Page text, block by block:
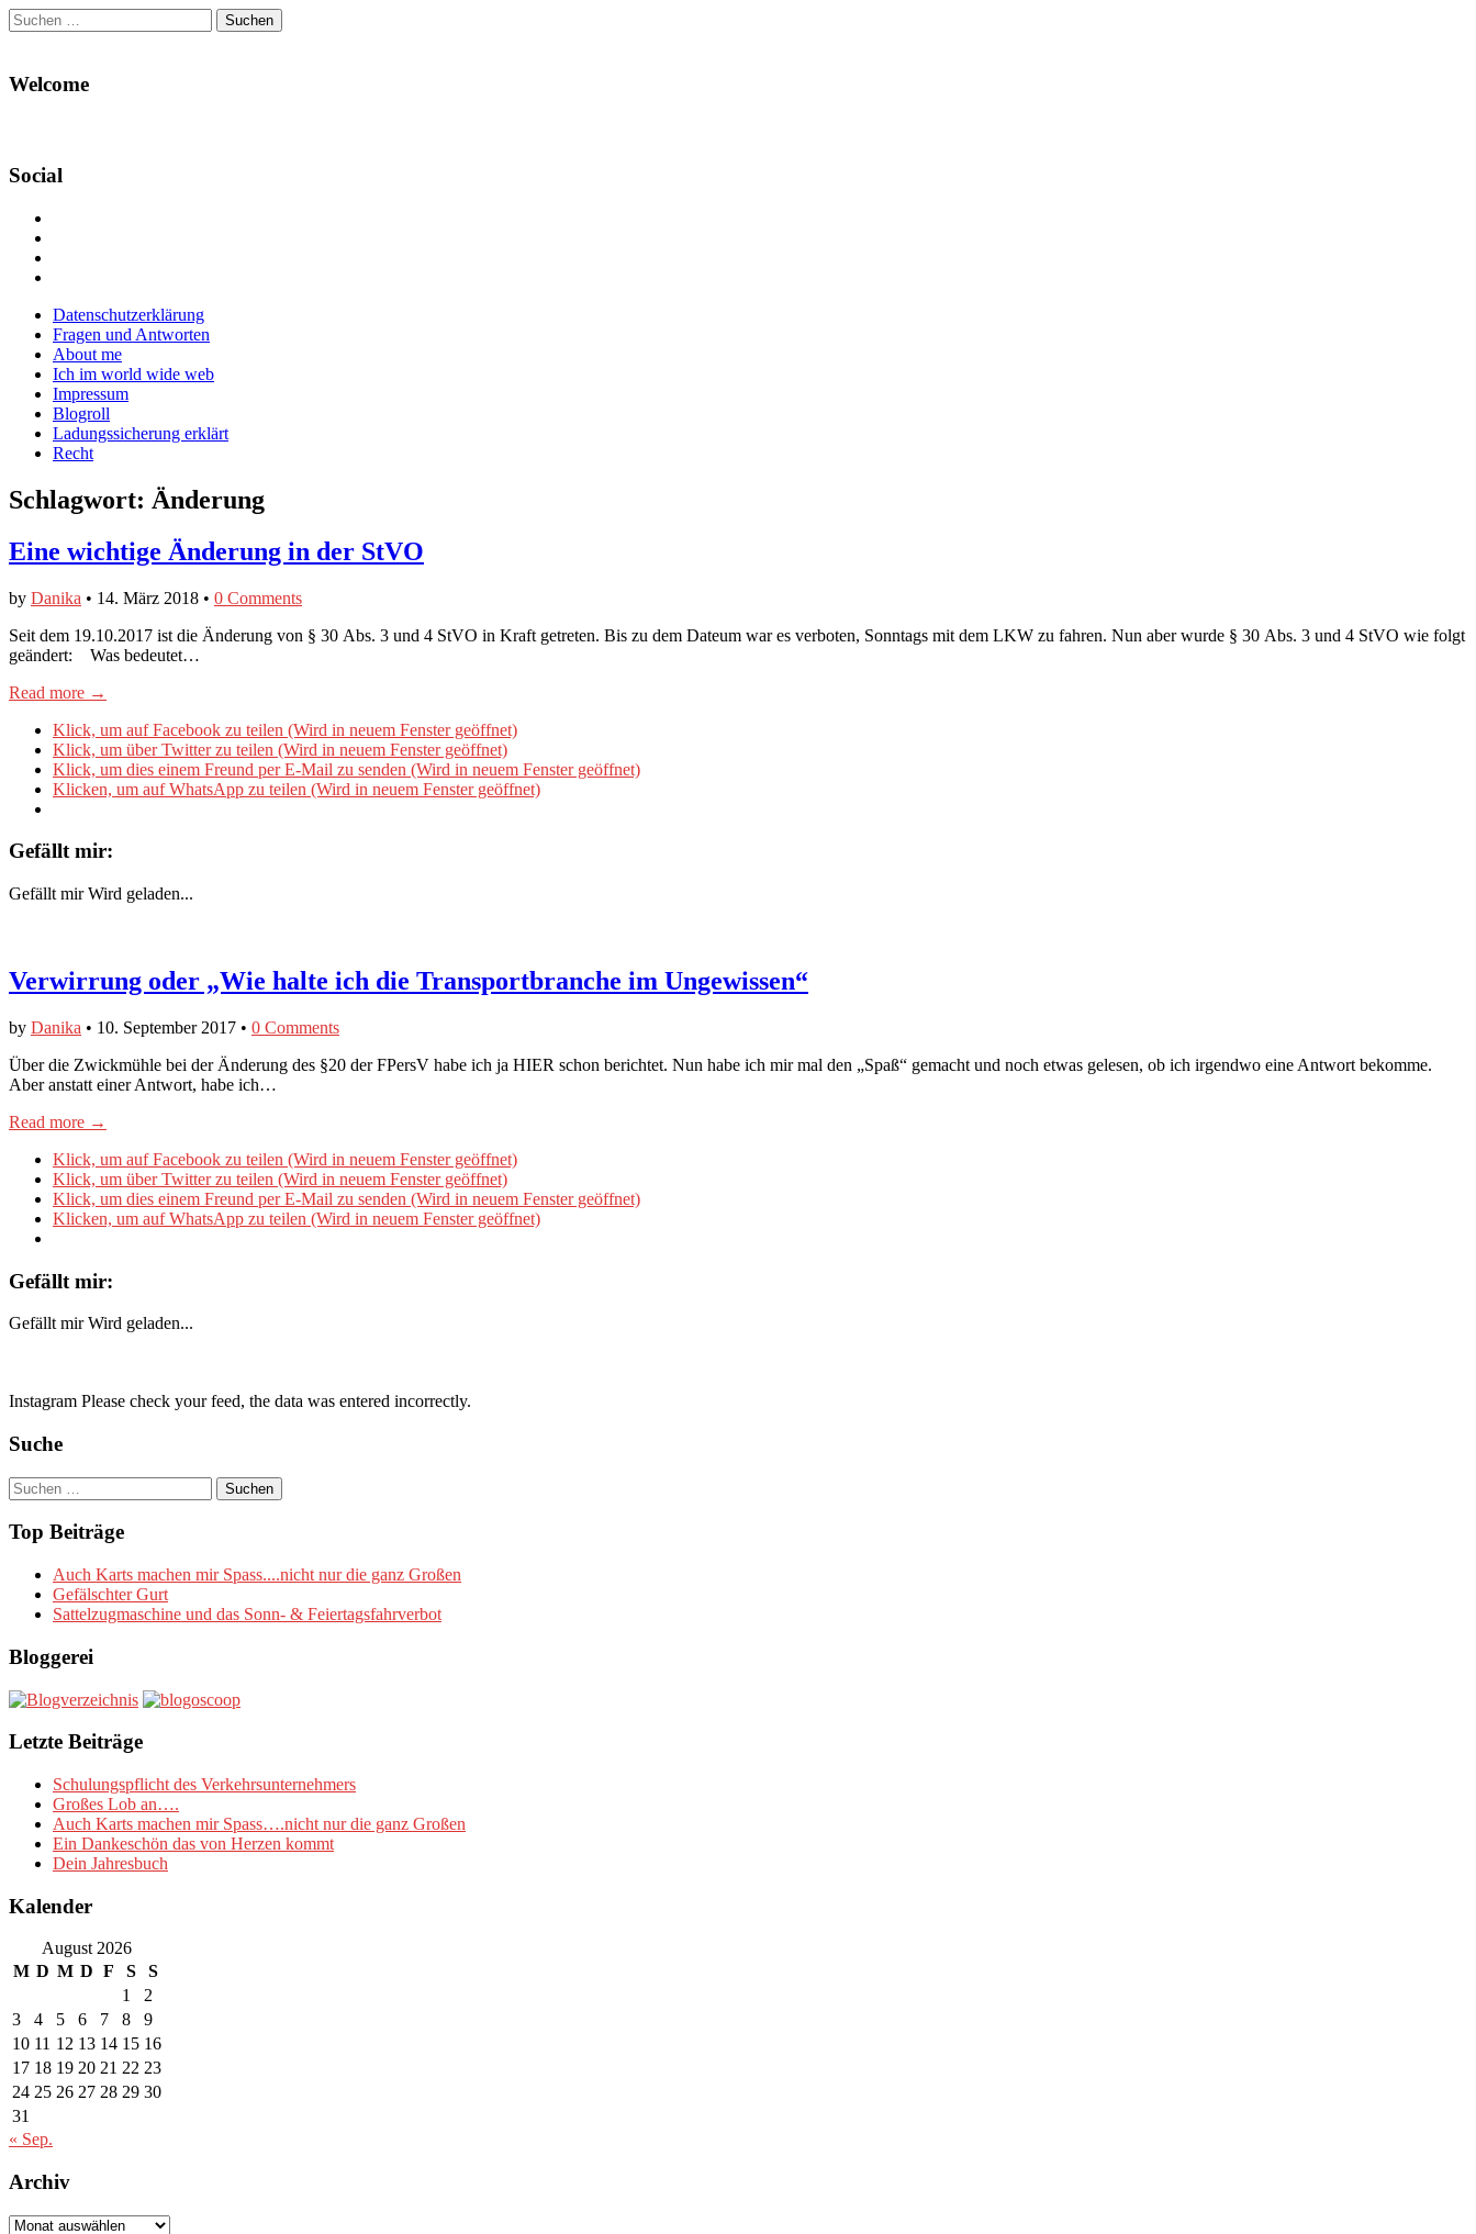
Suchen
nach:
Welcome
Social
Facebook
anzeigen
Twitter
anzeigen
auf
Instagram
anzeigen
Main
menu
Skip
content
Datenschutzerklärung
Fragen und Antworten
About me
Ich im world wide web
Impressum
Blogroll
Ladungssicherung erklärt
Recht
Schlagwort: Änderung
Eine wichtige Änderung in der StVO
by Danika • 14. März 2018 • 0 Comments
Seit dem 19.10.2017 ist die Änderung von § 30 Abs. 3 und 4 StVO in Kraft getreten. Bis zu dem Dateum war es verboten, Sonntags mit dem LKW zu fahren. Nun aber wurde § 30 Abs. 3 und 4 StVO wie folgt
geändert: Was bedeutet…
Read more →
Klick, um auf Facebook zu teilen (Wird in neuem Fenster geöffnet)
Klick, um über Twitter zu teilen (Wird in neuem Fenster geöffnet)
Klick, um dies einem Freund per E-Mail zu senden (Wird in neuem Fenster geöffnet)
Klicken, um auf WhatsApp zu teilen (Wird in neuem Fenster geöffnet)
Gefällt mir:
Gefällt mir Wird geladen...
Verwirrung oder „Wie halte ich die Transportbranche im Ungewissen“
by Danika • 10. September 2017 • 0 Comments
Über die Zwickmühle bei der Änderung des §20 der FPersV habe ich ja HIER schon berichtet. Nun habe ich mir mal den „Spaß“ gemacht und noch etwas gelesen, ob ich irgendwo eine Antwort bekomme.
Aber anstatt einer Antwort, habe ich…
Read more →
Klick, um auf Facebook zu teilen (Wird in neuem Fenster geöffnet)
Klick, um über Twitter zu teilen (Wird in neuem Fenster geöffnet)
Klick, um dies einem Freund per E-Mail zu senden (Wird in neuem Fenster geöffnet)
Klicken, um auf WhatsApp zu teilen (Wird in neuem Fenster geöffnet)
Gefällt mir:
Gefällt mir Wird geladen...
Instagram Please check your feed, the data was entered incorrectly.
Suche
Suchen
nach:
Top Beiträge
Auch Karts machen mir Spass....nicht nur die ganz Großen
Gefälschter Gurt
Sattelzugmaschine und das Sonn- & Feiertagsfahrverbot
Bloggerei
Letzte Beiträge
Schulungspflicht des Verkehrsunternehmers
Großes Lob an….
Auch Karts machen mir Spass….nicht nur die ganz Großen
Ein Dankeschön das von Herzen kommt
Dein Jahresbuch
Kalender
August 2026
M D M D F S
S
1
2
3
4 5 6 7 8
9
10 11 12 13 14 15 16
17 18 19 20 21 22 23
24 25 26 27 28 29 30
31
« Sep.
Archiv
Archiv